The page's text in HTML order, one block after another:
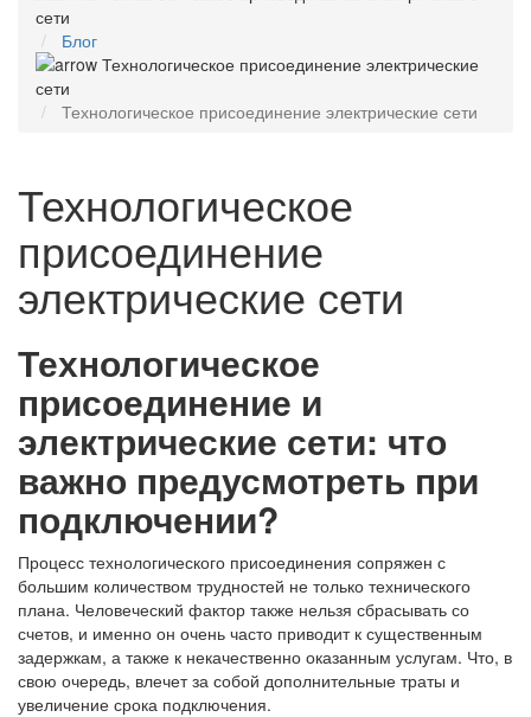
Блог
Технологическое присоединение электрические сети
Технологическое
присоединение
электрические сети
Технологическое
присоединение и
электрические сети: что
важно предусмотреть при
подключении?
Процесс технологического присоединения сопряжен с
большим количеством трудностей не только технического
плана. Человеческий фактор также нельзя сбрасывать со
счетов, и именно он очень часто приводит к существенным
задержкам, а также к некачественно оказанным услугам. Что, в
свою очередь, влечет за собой дополнительные траты и
увеличение срока подключения.